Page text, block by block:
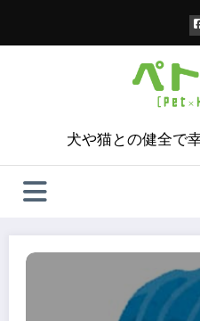
犬や猫との健全で